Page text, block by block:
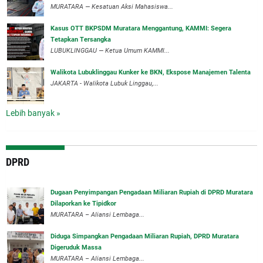
‎MURATARA — Kesatuan Aksi Mahasiswa...
‎Kasus OTT BKPSDM Muratara Menggantung, KAMMI: Segera
Tetapkan Tersangka
‎LUBUKLINGGAU — Ketua Umum KAMMI...
Walikota Lubuklinggau Kunker ke BKN, Ekspose Manajemen Talenta
JAKARTA - Walikota Lubuk Linggau,...
Lebih banyak »
DPRD
‎Dugaan Penyimpangan Pengadaan Miliaran Rupiah di DPRD Muratara
Dilaporkan ke Tipidkor
‎MURATARA – Aliansi Lembaga...
Diduga Simpangkan Pengadaan Miliaran Rupiah, DPRD Muratara
Digeruduk Massa
‎MURATARA – Aliansi Lembaga...